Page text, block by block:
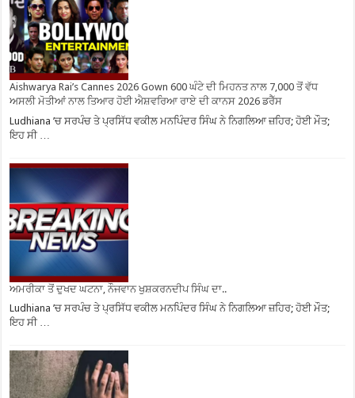
Aishwarya Rai’s Cannes 2026 Gown 600 ਘੰਟੇ ਦੀ ਮਿਹਨਤ ਨਾਲ 7,000 ਤੋਂ ਵੱਧ
ਅਸਲੀ ਮੋਤੀਆਂ ਨਾਲ ਤਿਆਰ ਹੋਈ ਐਸ਼ਵਰਿਆ ਰਾਏ ਦੀ ਕਾਨਸ 2026 ਡਰੈੱਸ
Ludhiana ’ਚ ਸਰਪੰਚ ਤੇ ਪ੍ਰਸਿੱਧ ਵਕੀਲ ਮਨਪਿੰਦਰ ਸਿੰਘ ਨੇ ਨਿਗਲਿਆ ਜ਼ਹਿਰ; ਹੋਈ ਮੌਤ;
ਇਹ ਸੀ …
ਅਮਰੀਕਾ ਤੋਂ ਦੁਖਦ ਘਟਨਾ, ਨੌਜਵਾਨ ਖੁਸ਼ਕਰਨਦੀਪ ਸਿੰਘ ਦਾ..
Ludhiana ’ਚ ਸਰਪੰਚ ਤੇ ਪ੍ਰਸਿੱਧ ਵਕੀਲ ਮਨਪਿੰਦਰ ਸਿੰਘ ਨੇ ਨਿਗਲਿਆ ਜ਼ਹਿਰ; ਹੋਈ ਮੌਤ;
ਇਹ ਸੀ …